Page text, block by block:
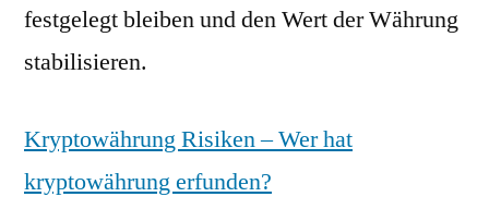
festgelegt bleiben und den Wert der Währung
stabilisieren.
Kryptowährung Risiken – Wer hat
kryptowährung erfunden?